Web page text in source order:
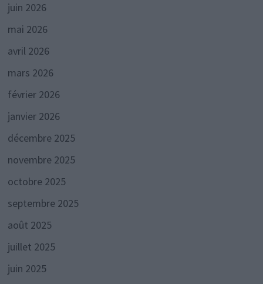
juin 2026
mai 2026
avril 2026
mars 2026
février 2026
janvier 2026
décembre 2025
novembre 2025
octobre 2025
septembre 2025
août 2025
juillet 2025
juin 2025